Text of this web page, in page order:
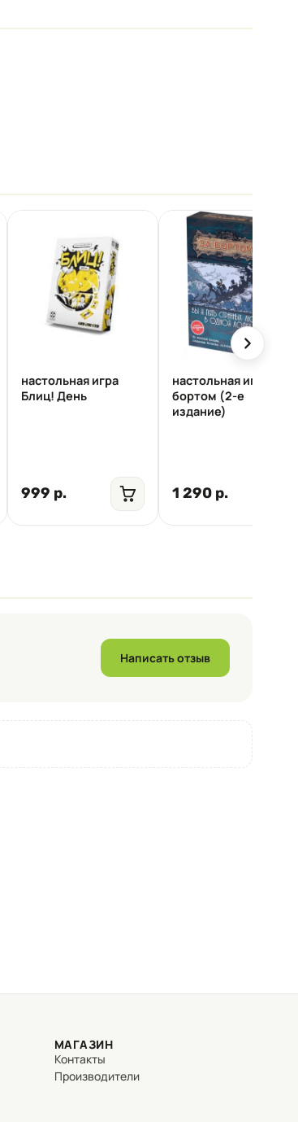
настольная игра
Блиц! День
999 р.
настольная игра За
бортом (2-е
издание)
1 290 р.
Написать отзыв
МАГАЗИН
Контакты
Производители